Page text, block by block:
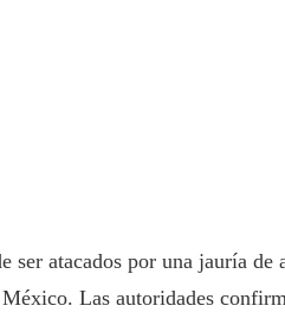
atacados por una jauría de
Las autoridades